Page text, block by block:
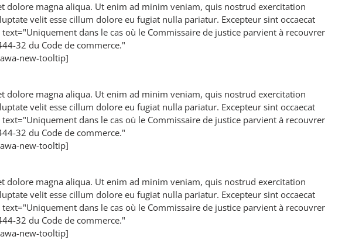
magna aliqua. Ut enim ad minim veniam, quis nostrud exercitation
velit esse cillum dolore eu fugiat nulla pariatur. Excepteur sint occaecat
dans le cas où le Commissaire de justice parvient à recouvrer
32 du Code de commerce."
new-tooltip]
magna aliqua. Ut enim ad minim veniam, quis nostrud exercitation
velit esse cillum dolore eu fugiat nulla pariatur. Excepteur sint occaecat
dans le cas où le Commissaire de justice parvient à recouvrer
32 du Code de commerce."
new-tooltip]
magna aliqua. Ut enim ad minim veniam, quis nostrud exercitation
velit esse cillum dolore eu fugiat nulla pariatur. Excepteur sint occaecat
dans le cas où le Commissaire de justice parvient à recouvrer
32 du Code de commerce."
new-tooltip]